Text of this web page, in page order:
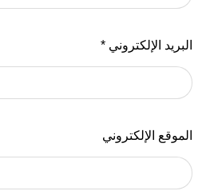
البريد الإلكتروني*
الموقع الإلكتروني